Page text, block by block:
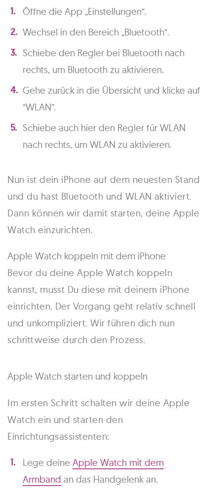
Öffne die App „Einstellungen“.
Wechsel in den Bereich „Bluetooth“.
Schiebe den Regler bei Bluetooth nach
rechts, um Bluetooth zu aktivieren.
Gehe zurück in die Übersicht und klicke auf
“WLAN”.
Schiebe auch hier den Regler für WLAN
nach rechts, um WLAN zu aktivieren.
Nun ist dein iPhone auf dem neuesten Stand
und du hast Bluetooth und WLAN aktiviert.
Dann können wir damit starten, deine Apple
Watch einzurichten.
Apple Watch koppeln mit dem iPhone
Bevor du deine Apple Watch koppeln
kannst, musst Du diese mit deinem iPhone
einrichten. Der Vorgang geht relativ schnell
und unkompliziert. Wir führen dich nun
schrittweise durch den Prozess.
Apple Watch starten und koppeln
Im ersten Schritt schalten wir deine Apple
Watch ein und starten den
Einrichtungsassistenten:
Lege deineApple Watch mit dem
Armband an das Handgelenk an.